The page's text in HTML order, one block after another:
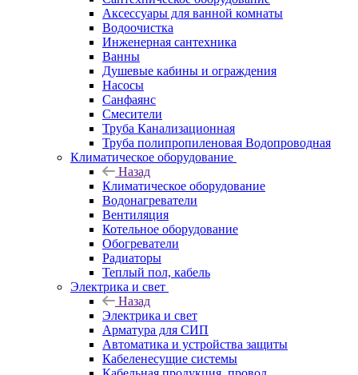
Аксессуары для ванной комнаты
Водоочистка
Инженерная сантехника
Ванны
Душевые кабины и ограждения
Насосы
Санфаянс
Смесители
Труба Канализационная
Труба полипропиленовая Водопроводная
Климатическое оборудование
Назад
Климатическое оборудование
Водонагреватели
Вентиляция
Котельное оборудование
Обогреватели
Радиаторы
Теплый пол, кабель
Электрика и свет
Назад
Электрика и свет
Арматура для СИП
Автоматика и устройства защиты
Кабеленесущие системы